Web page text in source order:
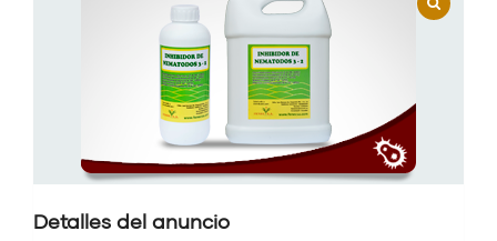
Detalles del anuncio